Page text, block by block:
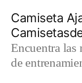
contenido
Camiseta
Encuentra las
de